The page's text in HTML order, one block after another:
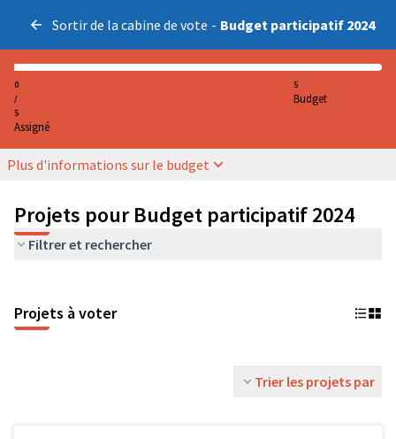
Sortir de la cabine de vote - Budget participatif 2024
0
/
5
Assigné
5
Budget
Plus d'informations sur le budget
Projets pour Budget participatif 2024
Filtrer et rechercher
Projets à voter
Trier les projets par